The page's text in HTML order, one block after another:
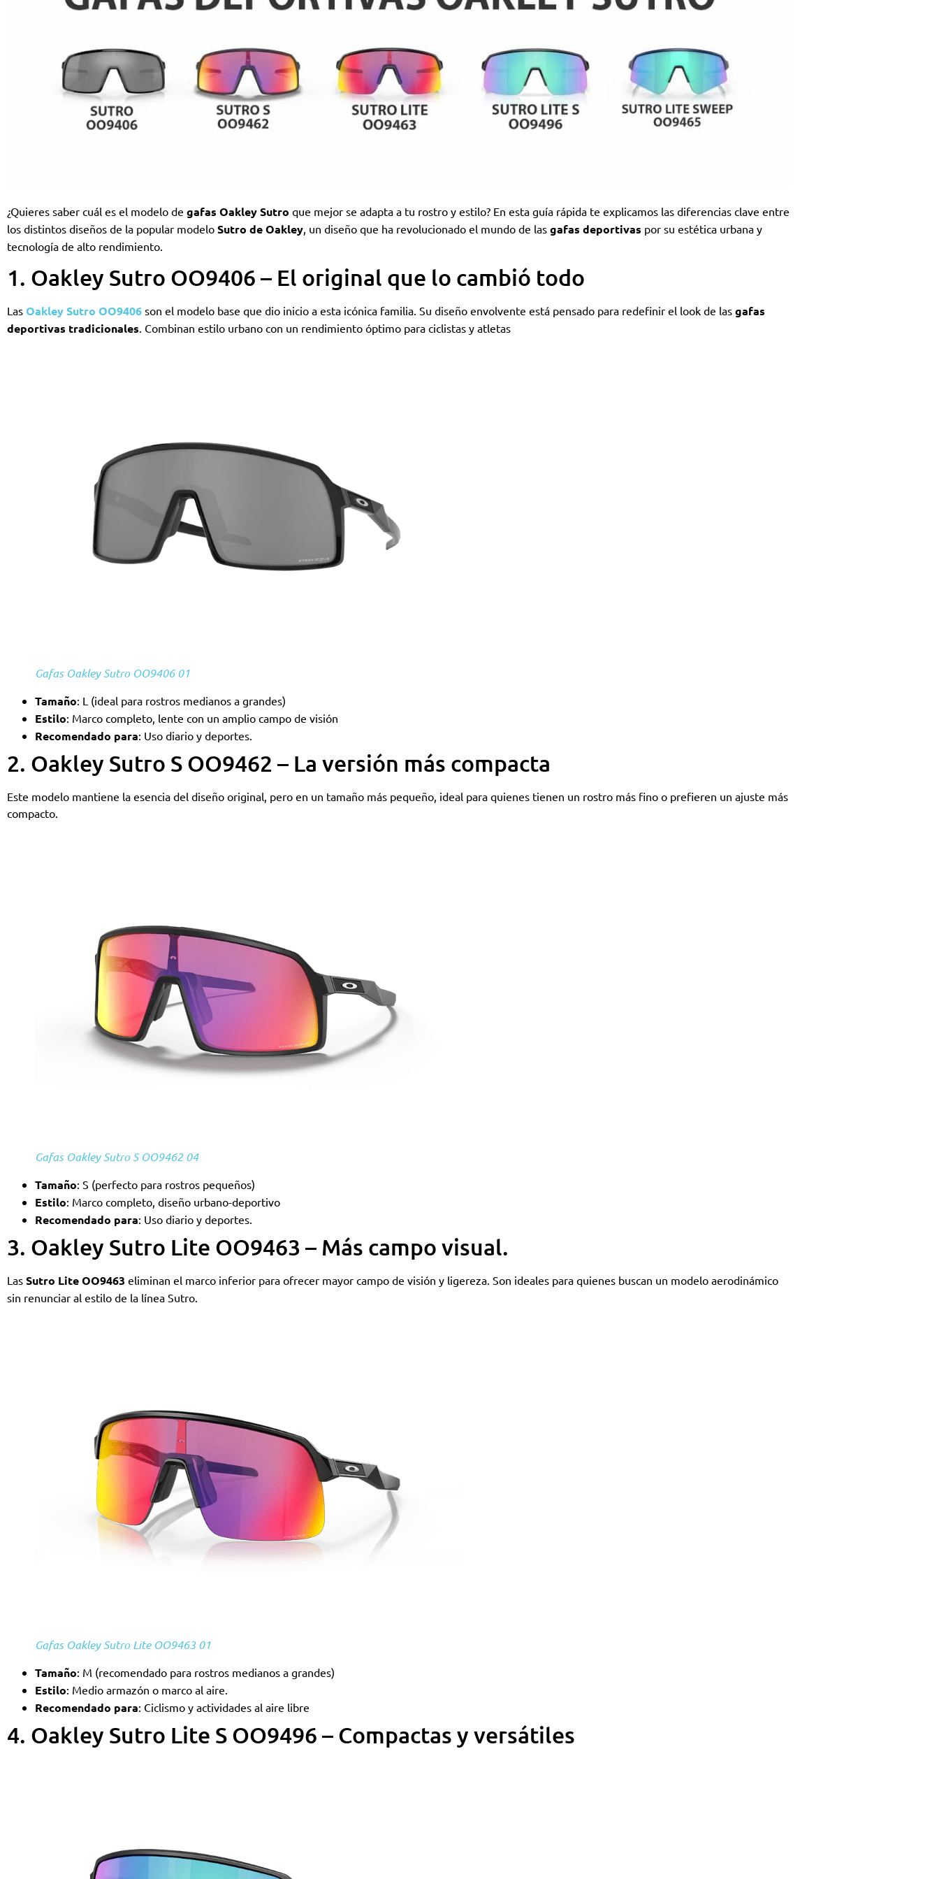
¿Quieres saber cuál es el modelo de gafas Oakley Sutro que mejor se adapta a tu rostro y estilo? En esta guía rápida te explicamos las diferencias clave entre
los distintos diseños de la popular modelo Sutro de Oakley , un diseño que ha revolucionado el mundo de las gafas deportivas por su estética urbana y
tecnología de alto rendimiento.
1. Oakley Sutro OO9406 – El original que lo cambió todo
Las Oakley Sutro OO9406 son el modelo base que dio inicio a esta icónica familia. Su diseño envolvente está pensado para redefinir el look de las gafas
deportivas tradicionales. Combinan estilo urbano con un rendimiento óptimo para ciclistas y atletas
Gafas Oakley Sutro OO9406 01
Tamaño: L (ideal para rostros medianos a grandes)
Estilo: Marco completo, lente con un amplio campo de visión
Recomendado para: Uso diario y deportes.
2. Oakley Sutro S OO9462 – La versión más compacta
Este modelo mantiene la esencia del diseño original, pero en un tamaño más pequeño, ideal para quienes tienen un rostro más fino o prefieren un ajuste más
compacto.
Gafas Oakley Sutro S OO9462 04
Tamaño: S (perfecto para rostros pequeños)
Estilo: Marco completo, diseño urbano-deportivo
Recomendado para: Uso diario y deportes.
3. Oakley Sutro Lite OO9463 – Más campo visual.
Las Sutro Lite OO9463 eliminan el marco inferior para ofrecer mayor campo de visión y ligereza. Son ideales para quienes buscan un modelo aerodinámico
sin renunciar al estilo de la línea Sutro.
Gafas Oakley Sutro Lite OO9463 01
Tamaño: M (recomendado para rostros medianos a grandes)
Estilo: Medio armazón o marco al aire.
Recomendado para: Ciclismo y actividades al aire libre
4. Oakley Sutro Lite S OO9496 – Compactas y versátiles